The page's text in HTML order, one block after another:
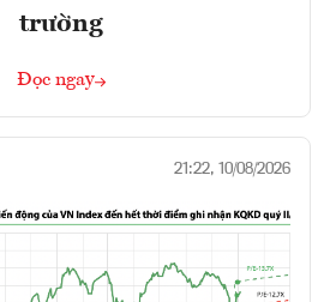
trường
Đọc ngay
21:22, 10/08/2026